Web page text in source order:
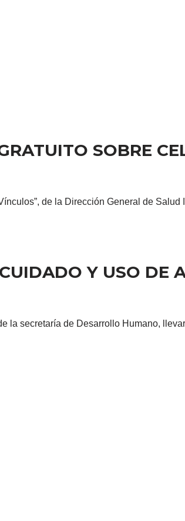
SOBRE
de la Dirección General de
Y USO DE
la secretaría de Desarrollo Humano,